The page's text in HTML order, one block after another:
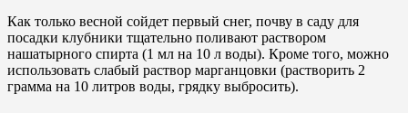
Как только весной сойдет первый снег, почву в саду для
посадки клубники тщательно поливают раствором
нашатырного спирта (1 мл на 10 л воды). Кроме того, можно
использовать слабый раствор марганцовки (растворить 2
грамма на 10 литров воды, грядку выбросить).